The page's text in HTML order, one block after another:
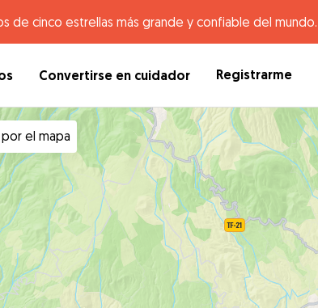
de cinco estrellas más grande y confiable del mundo.
Convertirse en cuidador Registrarme
el mapa